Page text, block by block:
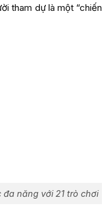
tham dự là một “chiến
năng với 21 trò chơi